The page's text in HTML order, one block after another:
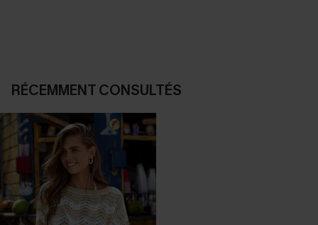
RÉCEMMENT CONSULTÉS